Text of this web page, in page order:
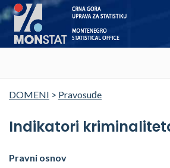
DOMENI > Pravosuđe
Indikatori
Pravni osnov